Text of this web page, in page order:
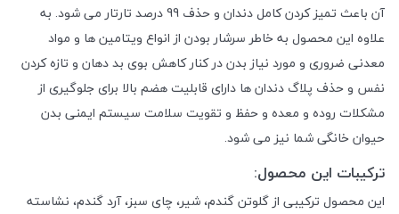
آن باعث تمیز کردن کامل دندان و حذف 99 درصد تارتار می شود. به
علاوه این محصول به خاطر سرشار بودن از انواع ویتامین ها و مواد
معدنی ضروری و مورد نیاز بدن در کنار کاهش بوی بد دهان و تازه کردن
نفس و حذف پلاگ دندان ها دارای قابلیت هضم بالا برای جلوگیری از
مشکلات روده و معده و حفظ و تقویت سلامت سیستم ایمنی بدن
حیوان خانگی شما نیز می شود.
ترکیبات این محصول:
این محصول ترکیبی از گلوتن گندم، شیر، چای سبز، آرد گندم، نشاسته